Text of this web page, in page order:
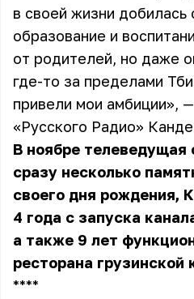
в своей жизни добилась
образование и
от родителей, но даже
где-то за пределами
привели мои амбиции»,
«Русского Радио»
В ноябре телеведущая
сразу несколько
своего дня рождения,
4 года с запуска
а также 9 лет
ресторана грузинской
** **